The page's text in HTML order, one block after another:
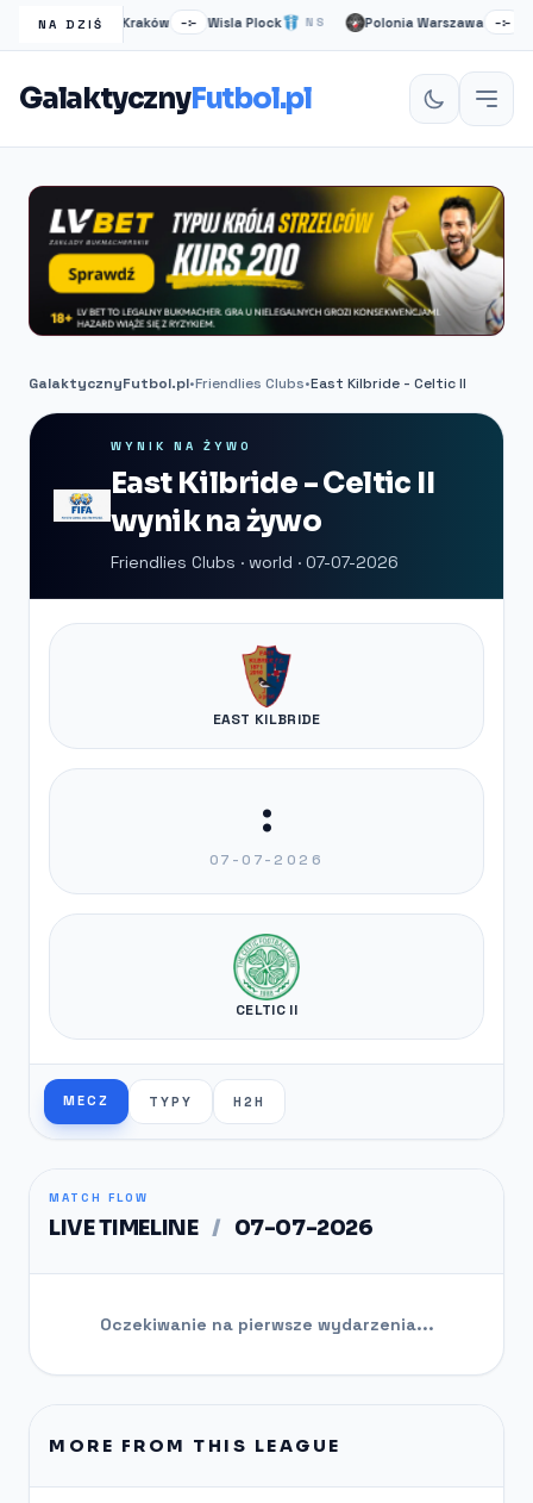
NA DZIŚ
Wisła Kraków –:– Wisla Plock NS Polonia Warszawa –:–
GalaktycznyFutbol.pl
GalaktycznyFutbol.pl•Friendlies Clubs•East Kilbride - Celtic II
WYNIK NA ŻYWO
East Kilbride - Celtic II
wynik na żywo
Friendlies Clubs · world · 07-07-2026
EAST KILBRIDE
:
07-07-2026
CELTIC II
MECZ TYPY H2H
MATCH FLOW
LIVE TIMELINE / 07-07-2026
Oczekiwanie na pierwsze wydarzenia...
MORE FROM THIS LEAGUE